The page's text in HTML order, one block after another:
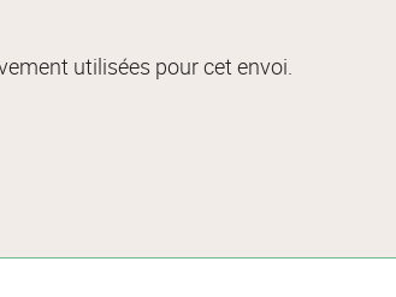
utilisées pour cet envoi.